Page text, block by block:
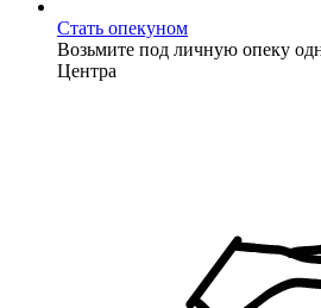
Стать опекуном
Возьмите под личную опеку
Центра